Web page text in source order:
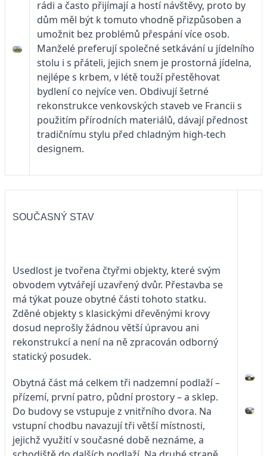
rádi a často přijímají a hostí návštěvy, proto by
dům měl být k tomuto vhodně přizpůsoben a
umožnit bez problémů přespání více osob.
Manželé preferují společné setkávání u jídelního
stolu i s přáteli, jejich snem je prostorná jídelna,
nejlépe s krbem, v létě touží přestěhovat
bydlení co nejvíce ven. Obdivují šetrné
rekonstrukce venkovských staveb ve Francii s
použitím přírodních materiálů, dávají přednost
tradičnímu stylu před chladným high-tech
designem.
SOUČASNÝ STAV
Usedlost je tvořena čtyřmi objekty, které svým
obvodem vytvářejí uzavřený dvůr. Přestavba se
má týkat pouze obytné části tohoto statku.
Zděné objekty s klasickými dřevěnými krovy
dosud neprošly žádnou větší úpravou ani
rekonstrukcí a není na ně zpracován odborný
statický posudek.
Obytná část má celkem tři nadzemní podlaží –
přízemí, první patro, půdní prostory – a sklep.
Do budovy se vstupuje z vnitřního dvora. Na
vstupní chodbu navazují tři větší místnosti,
jejichž využití v současné době neznáme, a